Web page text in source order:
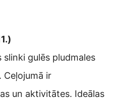
gulēs pludmales
Ceļojumā ir
un aktivitātes. Ideālas